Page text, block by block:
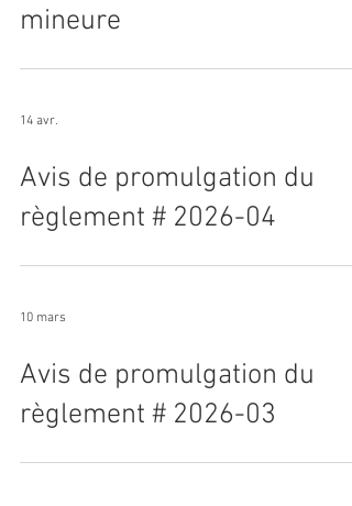
mineure
14 avr.
Avis de promulgation du
règlement # 2026-04
10 mars
Avis de promulgation du
règlement # 2026-03